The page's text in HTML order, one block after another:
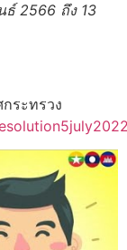
2566 ถึง 13
ระทรวง